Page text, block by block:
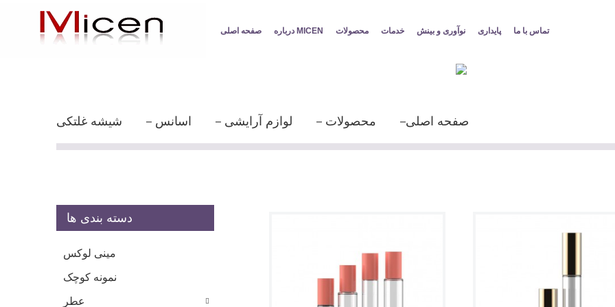
صفحه اصلی درباره MICEN محصولات خدمات نوآوری و بینش پایداری تماس با ما
صفحه اصلی محصولات لوازم آرایشی اسانس شیشه غلتکی
دسته بندی ها
مینی لوکس
نمونه کوچک
عطر